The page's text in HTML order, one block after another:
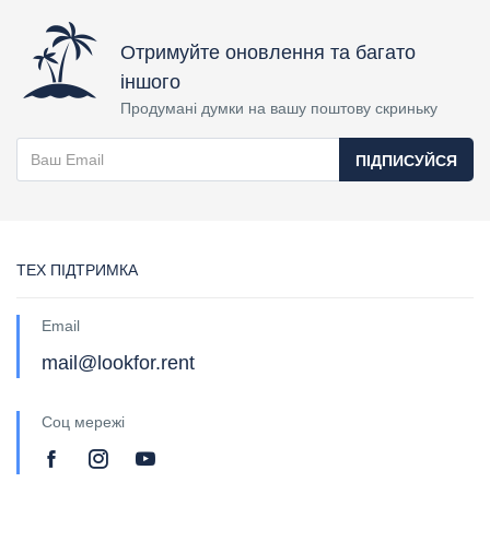
Отримуйте оновлення та багато
іншого
Продумані думки на вашу поштову скриньку
ПІДПИСУЙСЯ
ТЕХ ПІДТРИМКА
Email
mail@lookfor.rent
Соц мережі